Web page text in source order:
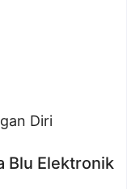
Diri
Blu Elektronik